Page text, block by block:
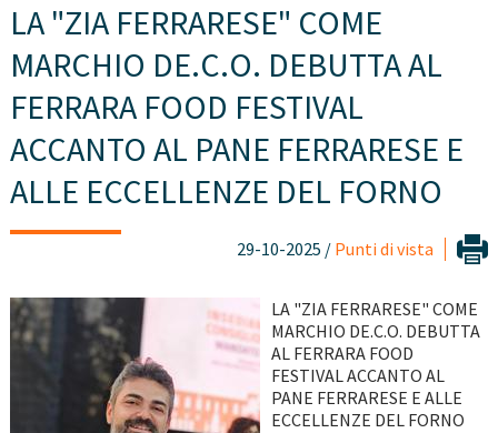
LA "ZIA FERRARESE" COME
MARCHIO DE.C.O. DEBUTTA AL
FERRARA FOOD FESTIVAL
ACCANTO AL PANE FERRARESE E
ALLE ECCELLENZE DEL FORNO
29-10-2025 / Punti di vista
LA "ZIA FERRARESE" COME
MARCHIO DE.C.O. DEBUTTA
AL FERRARA FOOD
FESTIVAL ACCANTO AL
PANE FERRARESE E ALLE
ECCELLENZE DEL FORNO